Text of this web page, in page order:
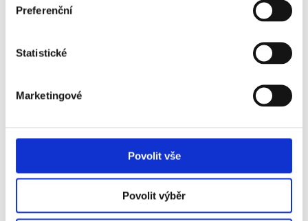
Preferenční
Statistické
Marketingové
Povolit vše
Povolit výběr
EU5
Sunderland AFC - VIP
Chelsea FC -
+39 640 Kč